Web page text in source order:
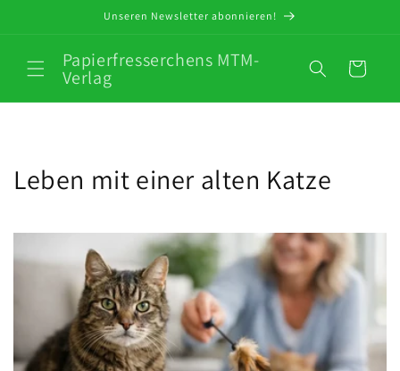
Unseren Newsletter abonnieren!
Papierfresserchens MTM-
Verlag Warenkorb
Leben mit einer alten Katze